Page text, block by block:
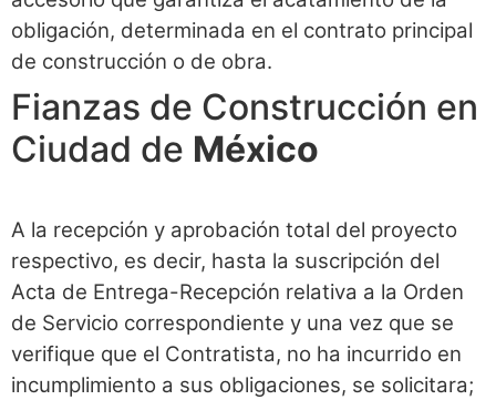
obligación, determinada en el contrato principal
de construcción o de obra.
Fianzas de Construcción en
Ciudad de México
A la recepción y aprobación total del proyecto
respectivo, es decir, hasta la suscripción del
Acta de Entrega-Recepción relativa a la Orden
de Servicio correspondiente y una vez que se
verifique que el Contratista, no ha incurrido en
incumplimiento a sus obligaciones, se solicitara;